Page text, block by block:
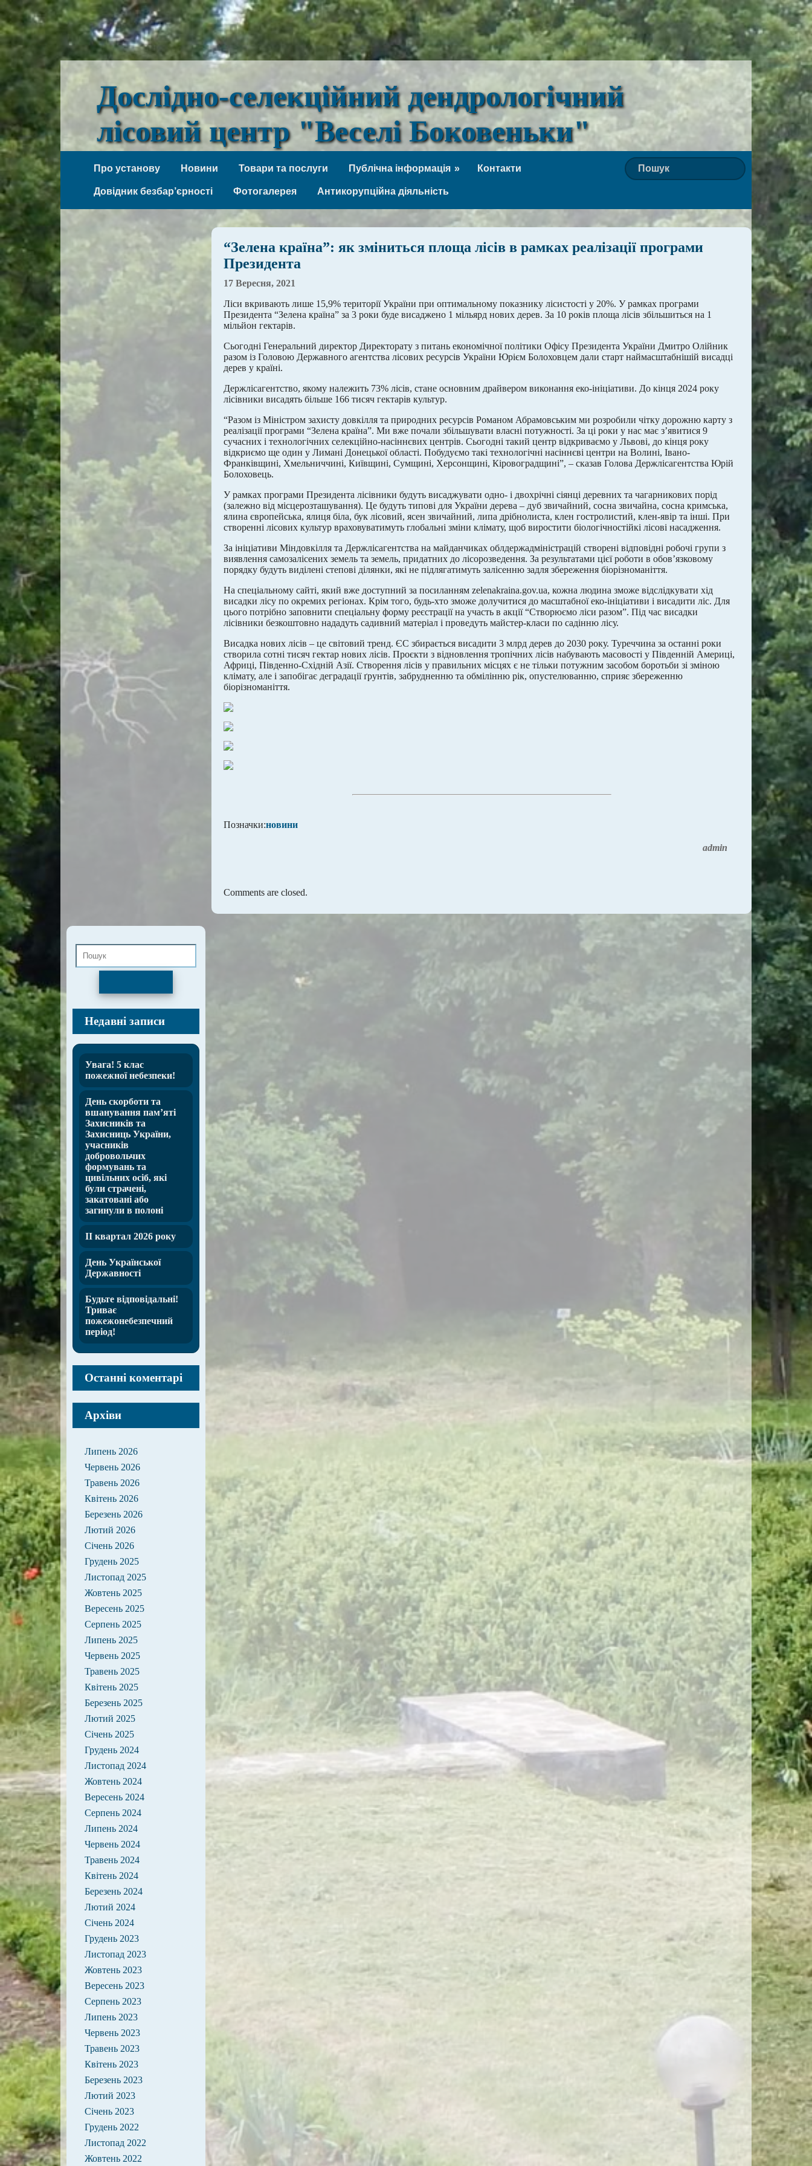
Дослідно-селекційний дендрологічний
лісовий центр "Веселі Боковеньки"
Про установу
Новини Товари та послуги Публічна інформація Контакти
Довідник безбар’єрності Фотогалерея Антикорупційна діяльність
“Зелена країна”: як зміниться площа лісів в рамках реалізації програми
Президента
17 Вересня, 2021
Ліси вкривають лише 15,9% території України при оптимальному показнику лісистості у 20%. У рамках програми
Президента “Зелена країна” за 3 роки буде висаджено 1 мільярд нових дерев. За 10 років площа лісів збільшиться на 1
мільйон гектарів.
Сьогодні Генеральний директор Директорату з питань економічної політики Офісу Президента України Дмитро Олійник
разом із Головою Державного агентства лісових ресурсів України Юрієм Болоховцем дали старт наймасштабнішій висадці
дерев у країні.
Держлісагентство, якому належить 73% лісів, стане основним драйвером виконання еко-ініціативи. До кінця 2024 року
лісівники висадять більше 166 тисяч гектарів культур.
“Разом із Міністром захисту довкілля та природних ресурсів Романом Абрамовським ми розробили чітку дорожню карту з
реалізації програми “Зелена країна”. Ми вже почали збільшувати власні потужності. За ці роки у нас має з’явитися 9
сучасних і технологічних селекційно-насіннєвих центрів. Сьогодні такий центр відкриваємо у Львові, до кінця року
відкриємо ще один у Лимані Донецької області. Побудуємо такі технологічні насіннєві центри на Волині, Івано-
Франківщині, Хмельниччині, Київщині, Сумщині, Херсонщині, Кіровоградщині”, – сказав Голова Держлісагентства Юрій
Болоховець.
У рамках програми Президента лісівники будуть висаджувати одно- і двохрічні сіянці деревних та чагарникових порід
(залежно від місцерозташування). Це будуть типові для України дерева – дуб звичайний, сосна звичайна, сосна кримська,
ялина європейська, ялиця біла, бук лісовий, ясен звичайний, липа дрібнолиста, клен гостролистий, клен-явір та інші. При
створенні лісових культур враховуватимуть глобальні зміни клімату, щоб виростити біологічностійкі лісові насадження.
За ініціативи Міндовкілля та Держлісагентства на майданчиках облдержадміністрацій створені відповідні робочі групи з
виявлення самозалісених земель та земель, придатних до лісорозведення. За результатами цієї роботи в обов’язковому
порядку будуть виділені степові ділянки, які не підлягатимуть залісенню задля збереження біорізноманіття.
На спеціальному сайті, який вже доступний за посиланням zelenakraina.gov.ua, кожна людина зможе відслідкувати хід
висадки лісу по окремих регіонах. Крім того, будь-хто зможе долучитися до масштабної еко-ініціативи і висадити ліс. Для
цього потрібно заповнити спеціальну форму реєстрації на участь в акції “Створюємо ліси разом”. Під час висадки
лісівники безкоштовно нададуть садивний матеріал і проведуть майстер-класи по садінню лісу.
Висадка нових лісів – це світовий тренд. ЄС збирається висадити 3 млрд дерев до 2030 року. Туреччина за останні роки
створила сотні тисяч гектар нових лісів. Проєкти з відновлення тропічних лісів набувають масовості у Південній Америці,
Африці, Південно-Східній Азії. Створення лісів у правильних місцях є не тільки потужним засобом боротьби зі зміною
клімату, але і запобігає деградації ґрунтів, забрудненню та обмілінню рік, опустелюванню, сприяє збереженню
біорізноманіття.
Позначки:новини
admin
Comments are closed.
Недавні записи
Увага! 5 клас
пожежної небезпеки!
День скорботи та
вшанування пам’яті
Захисників та
Захисниць України,
учасників
добровольчих
формувань та
цивільних осіб, які
були страчені,
закатовані або
загинули в полоні
ІІ квартал 2026 року
День Української
Державності
Будьте відповідальні!
Триває
пожежонебезпечний
період!
Останні коментарі
Архіви
Липень 2026
Червень 2026
Травень 2026
Квітень 2026
Березень 2026
Лютий 2026
Січень 2026
Грудень 2025
Листопад 2025
Жовтень 2025
Вересень 2025
Серпень 2025
Липень 2025
Червень 2025
Травень 2025
Квітень 2025
Березень 2025
Лютий 2025
Січень 2025
Грудень 2024
Листопад 2024
Жовтень 2024
Вересень 2024
Серпень 2024
Липень 2024
Червень 2024
Травень 2024
Квітень 2024
Березень 2024
Лютий 2024
Січень 2024
Грудень 2023
Листопад 2023
Жовтень 2023
Вересень 2023
Серпень 2023
Липень 2023
Червень 2023
Травень 2023
Квітень 2023
Березень 2023
Лютий 2023
Січень 2023
Грудень 2022
Листопад 2022
Жовтень 2022